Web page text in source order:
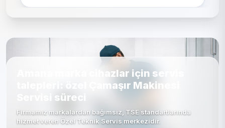
Amana marka cihazlar için servis
talepleri: özel Çamaşır Makinesi
Servisi süreci
Firmamız markalardan bağımsız, TSE standartlarında
hizmet veren Özel Teknik Servis merkezidir.